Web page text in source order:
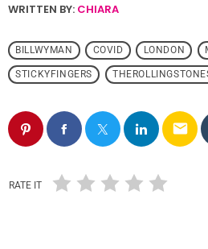
WRITTEN BY: CHIARA
BILLWYMAN COVID LONDON
STICKYFINGERS
email
RATE IT